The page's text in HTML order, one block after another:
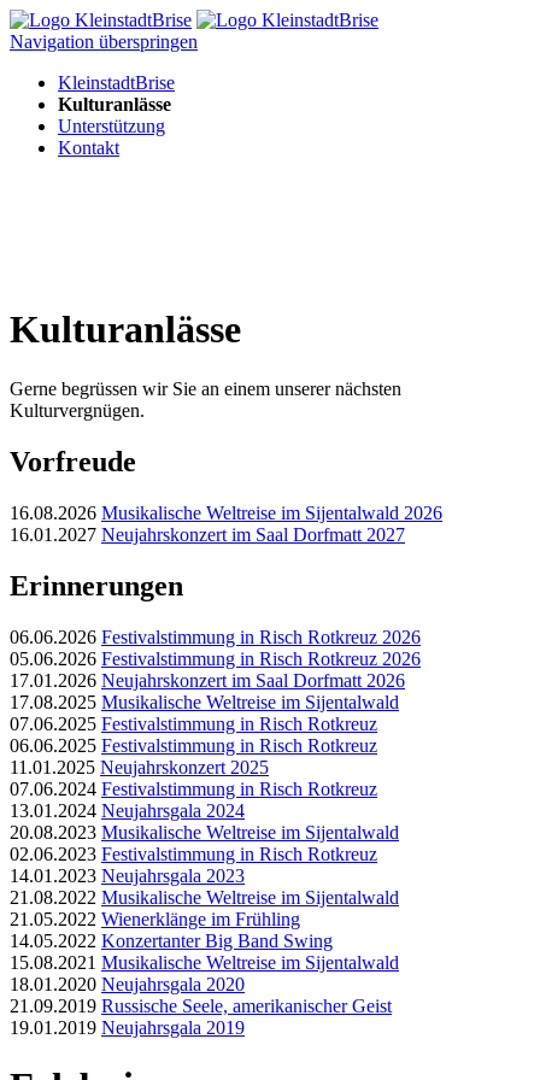
Navigation überspringen
KleinstadtBrise
Kulturanlässe
Unterstützung
Kontakt
Kulturanlässe
Gerne begrüssen wir Sie an einem unserer nächsten
Kulturvergnügen.
Vorfreude
16.08.2026 Musikalische Weltreise im Sijentalwald 2026
16.01.2027 Neujahrskonzert im Saal Dorfmatt 2027
Erinnerungen
06.06.2026 Festivalstimmung in Risch Rotkreuz 2026
05.06.2026 Festivalstimmung in Risch Rotkreuz 2026
17.01.2026 Neujahrskonzert im Saal Dorfmatt 2026
17.08.2025 Musikalische Weltreise im Sijentalwald
07.06.2025 Festivalstimmung in Risch Rotkreuz
06.06.2025 Festivalstimmung in Risch Rotkreuz
11.01.2025 Neujahrskonzert 2025
07.06.2024 Festivalstimmung in Risch Rotkreuz
13.01.2024 Neujahrsgala 2024
20.08.2023 Musikalische Weltreise im Sijentalwald
02.06.2023 Festivalstimmung in Risch Rotkreuz
14.01.2023 Neujahrsgala 2023
21.08.2022 Musikalische Weltreise im Sijentalwald
21.05.2022 Wienerklänge im Frühling
14.05.2022 Konzertanter Big Band Swing
15.08.2021 Musikalische Weltreise im Sijentalwald
18.01.2020 Neujahrsgala 2020
21.09.2019 Russische Seele, amerikanischer Geist
19.01.2019 Neujahrsgala 2019